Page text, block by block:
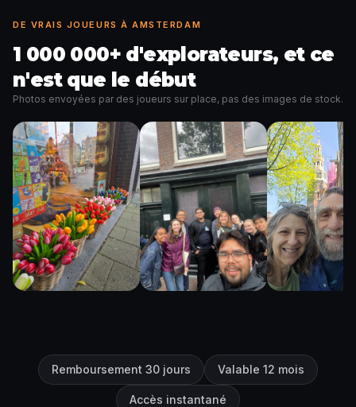
DE VRAIS JOUEURS À AMSTERDAM
1 000 000+ d'explorateurs, et ce
n'est que le début
Photos envoyées par des joueurs sur place, pas des images de stock.
Remboursement 30 jours Valable 12 mois
Accès instantané